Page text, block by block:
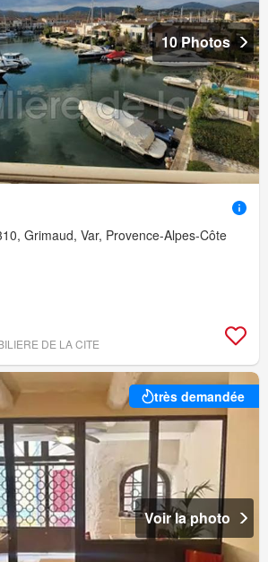
10 Photos
Grimaud, Var, Provence-Alpes-Côte
DE LA CITE
très demandée
Voir la photo